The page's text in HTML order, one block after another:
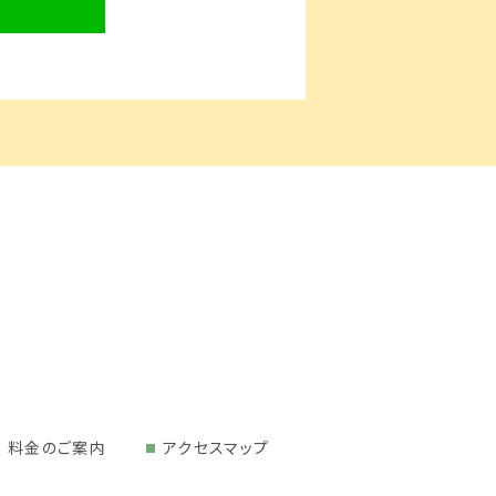
料金のご案内 アクセスマップ